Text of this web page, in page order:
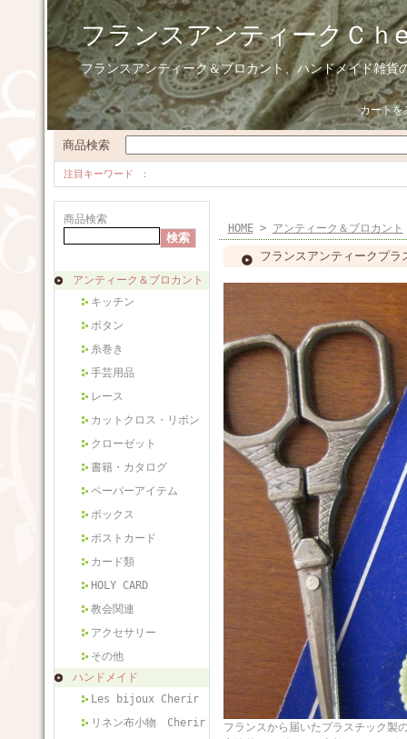
フランスアンティークＣｈ
フランスアンティーク＆ブロカント、ハンドメイド雑貨
カートを
商品検索
注目キーワード
商品検索
アンティーク＆ブロカント
キッチン
ボタン
糸巻き
手芸用品
レース
カットクロス・リボン
クローゼット
書籍・カタログ
ペーパーアイテム
ボックス
ポストカード
カード類
HOLY CARD
教会関連
アクセサリー
その他
ハンドメイド
Les bijoux Cherir
リネン布小物 Cherir
HOME> アンティーク＆ブロカント
フランスアンティークプ
フランスから届いたプラスチック製